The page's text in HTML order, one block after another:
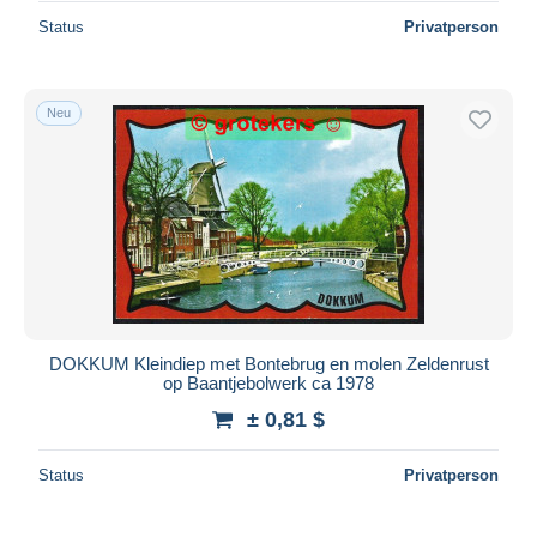
Status Privatperson
Neu
DOKKUM Kleindiep met Bontebrug en molen Zeldenrust
op Baantjebolwerk ca 1978
± 0,81 $
Status Privatperson